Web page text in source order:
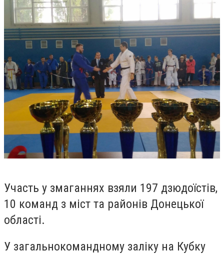
Участь у змаганнях взяли 197 дзюдоїстів,
10 команд з міст та районів Донецької
області.
У загальнокомандному заліку на Кубку